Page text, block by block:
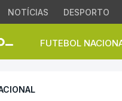
NOTÍCIAS DESPORTO
FUTEBOL